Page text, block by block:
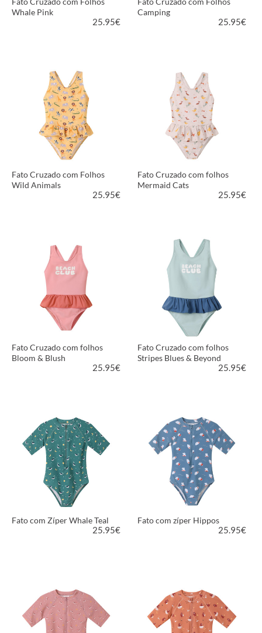
Whale Pink
25.95€
VER PRODUTO
Camping
25.95€
Fato Cruzado com Folhos
Wild Animals
25.95€
Fato Cruzado com folhos
Mermaid Cats
25.95€
VER PRODUTO
Fato Cruzado com folhos
Bloom & Blush
25.95€
Fato Cruzado com folhos
Stripes Blues & Beyond
25.95€
VER PRODUTO
Fato com Zíper Whale Teal
25.95€
VER PRODUTO
Fato com zíper Hippos
25.95€
VER PRODUTO